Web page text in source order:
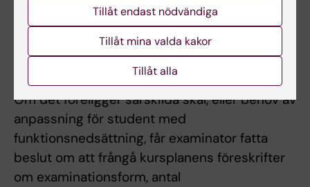
deltagit i ett och samma prov. Inlämning av
blank skrivning räknas som provtillfälle.
Provtillfälle till vilket studenten anmält sig men
inte deltagit räknas inte som provtillfälle.
Om det föreligger särskilda skäl, eller behov av
anpassning för student med
funktionsnedsättning, får examinator fatta
beslut om att frångå kursplanens föreskrifter
om examinationsform, antal
Tillåt endast nödvändiga
Tillåt mina valda kakor
Tillåt alla